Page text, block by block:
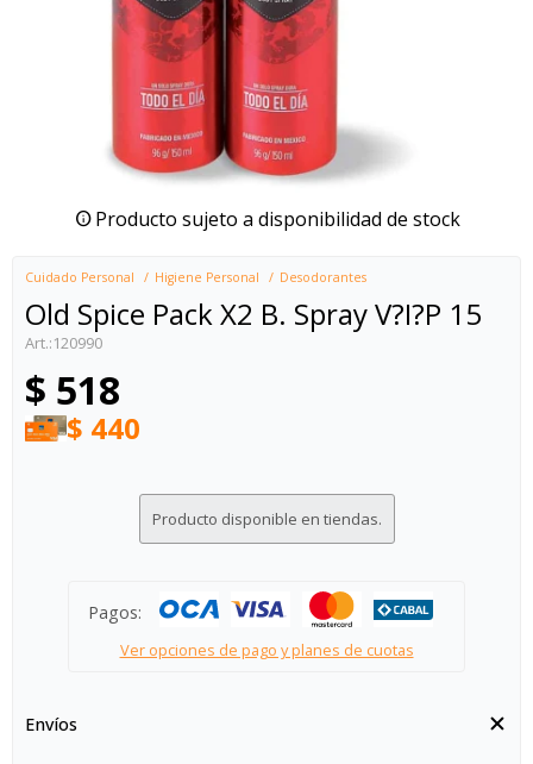
Producto sujeto a disponibilidad de stock
Cuidado Personal Higiene Personal Desodorantes
Old Spice Pack X2 B. Spray V?I?P 15
120990
$ 518
$ 440
Producto disponible en tiendas.
Pagos:
Ver opciones de pago y planes de cuotas
Envíos